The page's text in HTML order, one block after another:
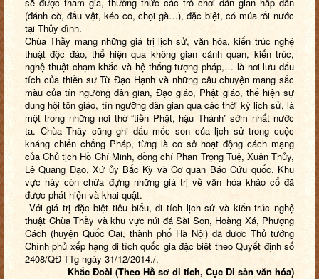
(đánh cờ, đấu vật, kéo co, chọi gà…), đặc biệt, có múa rối nước
tại Thủy đình.
Chùa Thầy mang những giá trị lịch sử, văn hóa, kiến trúc nghệ
thuật độc đáo, thể hiện qua không gian cảnh quan, kiến trúc,
nghệ thuật chạm khắc và hệ thống tượng pháp,… là nơi lưu dấu
tích của thiền sư Từ Đạo Hạnh và những câu chuyện mang sắc
màu của tín ngưỡng dân gian, Đạo giáo, Phật giáo, thể hiện sự
dung hội tôn giáo, tín ngưỡng dân gian qua các thời kỳ lịch sử, là
một trong những nơi thờ “tiền Phật, hậu Thánh” sớm nhất nước
ta. Chùa Thầy cũng ghi dấu mốc son của lịch sử trong cuộc
kháng chiến chống Pháp, từng là cơ sở hoạt động cách mạng
của Chủ tịch Hồ Chí Minh, đồng chí Phan Trọng Tuệ, Xuân Thủy,
Lê Quang Đạo, Xứ ủy Bắc Kỳ và Cơ quan Báo Cứu quốc. Khu
vực này còn chứa đựng những giá trị về văn hóa khảo cổ đã
được phát hiện và khai quật.
Với giá trị đặc biệt tiêu biểu, di tích lịch sử và kiến trúc nghệ
thuật Chùa Thầy và khu vực núi đá Sài Sơn, Hoàng Xá, Phượng
Cách (huyện Quốc Oai, thành phố Hà Nội) đã được Thủ tướng
Chính phủ xếp hạng di tích quốc gia đặc biệt theo Quyết định số
2408/QĐ-TTg ngày 31/12/2014./.
Khắc Đoài (Theo Hồ sơ di tích, Cục Di sản văn hóa)